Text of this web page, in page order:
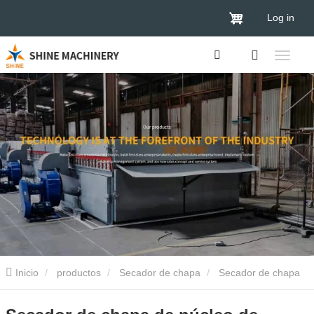
Log in
Inicio productos Secador de chapa Secador de chapa
de madera contrachapada